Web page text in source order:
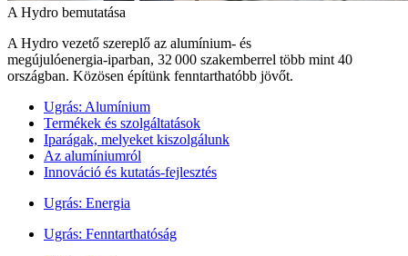
A Hydro bemutatása
A Hydro vezető szereplő az alumínium- és
megújulóenergia‑iparban, 32 000 szakemberrel több mint 40
országban. Közösen építünk fenntarthatóbb jövőt.
Ugrás: Alumínium
Termékek és szolgáltatások
Iparágak, melyeket kiszolgálunk
Az alumíniumról
Innováció és kutatás-fejlesztés
Ugrás: Energia
Ugrás: Fenntarthatóság